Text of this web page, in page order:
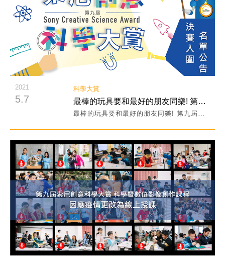
2021
5.7
科學大賞
最棒的玩具要和最好的朋友同樂! 第九屆「玩具同樂會」Top20名單公告！
閱讀詳細內容